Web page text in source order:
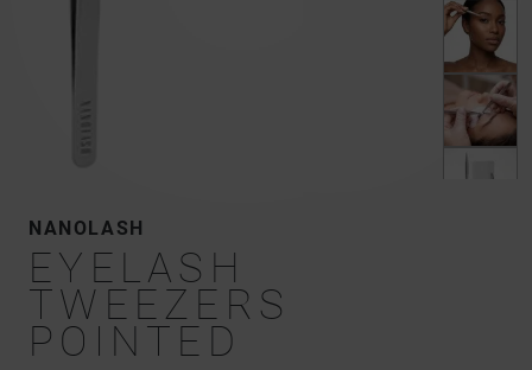
NANOLASH
EYELASH
TWEEZERS
POINTED